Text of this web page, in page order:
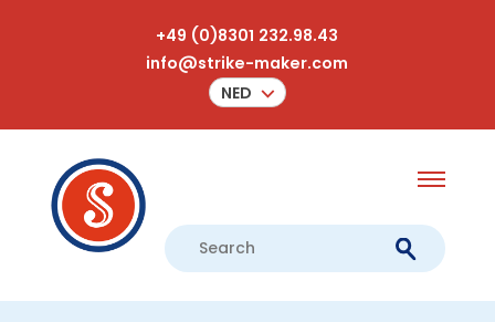
+49 (0)8301 232.98.43
info@strike-maker.com
NED